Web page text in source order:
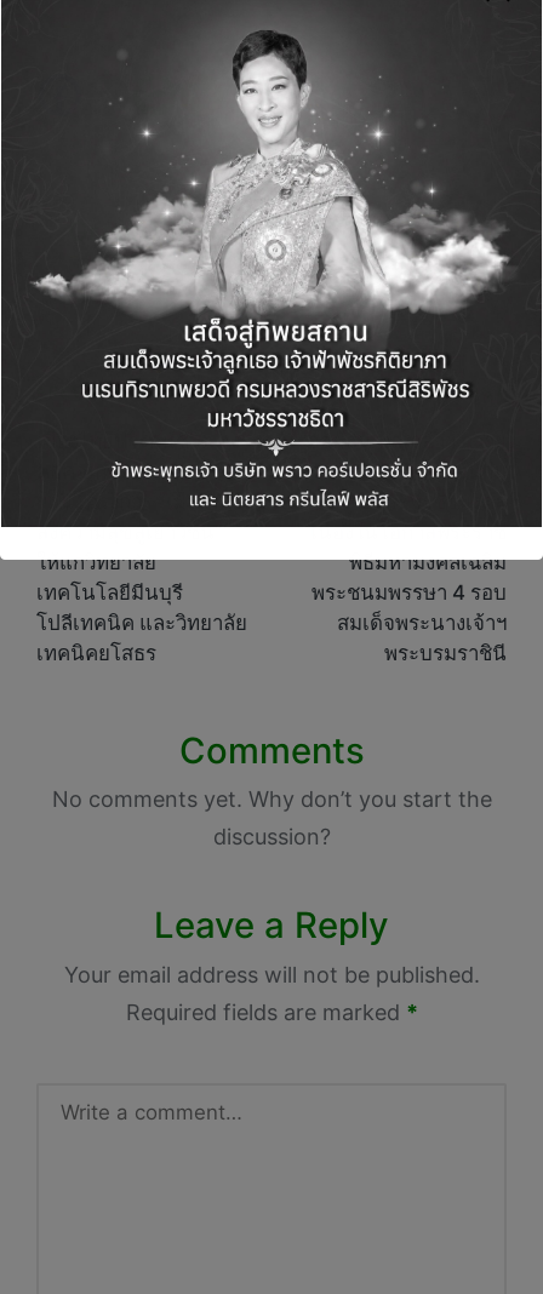
Green Life+
View All Posts
Post
navigation
PREVIOUS POST
เมืองไทยประกันชีวิต ส่ง
ต่อคอมพิวเตอร์สภาพดี
ผ่านโครงการ “เมืองไทย
ส่งความสุขสู่เยาวชน”
ให้แก่วิทยาลัย
เทคโนโลยีมีนบุรี
โปลีเทคนิค และวิทยาลัย
เทคนิคยโสธร
NEXT POST
ออมสิน ทูลเกล้าฯ ถวาย
แจกันดอกไม้และลงนาม
ถวายพระพรชัยมงคล
เนื่องในโอกาสพระราช
พิธีมหามงคลเฉลิม
พระชนมพรรษา 4 รอบ
สมเด็จพระนางเจ้าฯ
พระบรมราชินี
Comments
No comments yet. Why don’t you start the
discussion?
Leave a Reply
Your email address will not be published.
Required fields are marked *